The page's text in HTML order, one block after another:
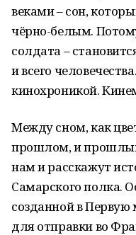
веками – сон,
чёрно-белым.
солдата –
и всего
кинохроникой.
Между сном, как
прошлом, и
нам и расскажут
Самарского полка.
созданной в
для отправки во